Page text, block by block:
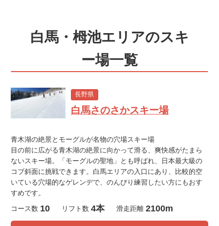
白馬・栂池エリアのスキ
ー場一覧
長野県
白馬さのさかスキー場
青木湖の絶景とモーグルが名物の穴場スキー場
目の前に広がる青木湖の絶景に向かって滑る、爽快感がたまら
ないスキー場。「モーグルの聖地」とも呼ばれ、日本最大級の
コブ斜面に挑戦できます。白馬エリアの入口にあり、比較的空
いている穴場的なゲレンデで、のんびり練習したい方にもおす
すめです。
コース数 10 リフト数 4本 滑走距離 2100m